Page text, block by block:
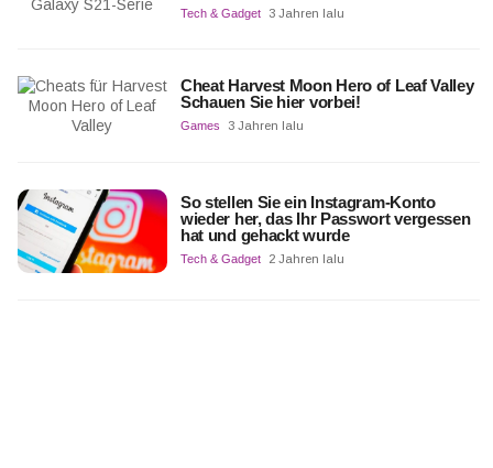
Tech & Gadget 3 Jahren lalu
Cheat Harvest Moon Hero of Leaf Valley
Schauen Sie hier vorbei!
Games 3 Jahren lalu
So stellen Sie ein Instagram-Konto
wieder her, das Ihr Passwort vergessen
hat und gehackt wurde
Tech & Gadget 2 Jahren lalu